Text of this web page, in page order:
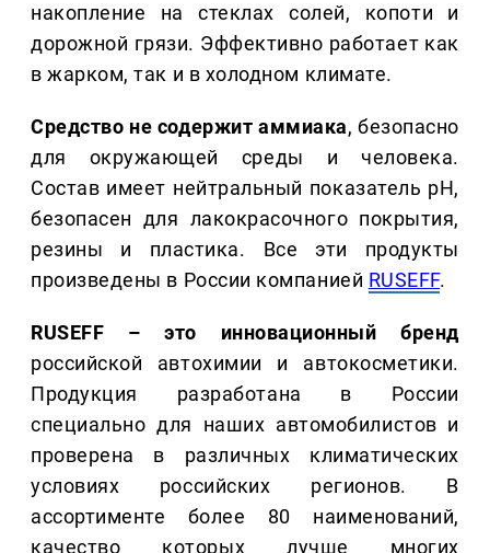
накопление на стеклах солей, копоти и
дорожной грязи. Эффективно работает как
в жарком, так и в холодном климате.
Средство не содержит аммиака, безопасно
для окружающей среды и человека.
Состав имеет нейтральный показатель рН,
безопасен для лакокрасочного покрытия,
резины и пластика. Все эти продукты
произведены в России компанией RUSEFF.
RUSEFF – это инновационный бренд
российской автохимии и автокосметики.
Продукция разработана в России
специально для наших автомобилистов и
проверена в различных климатических
условиях российских регионов. В
ассортименте более 80 наименований,
качество которых лучше многих